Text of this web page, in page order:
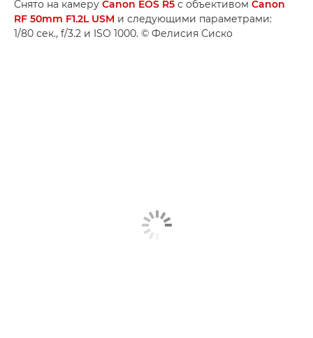
Снято на камеру Canon EOS R5 с объективом Canon
RF 50mm F1.2L USM и следующими параметрами:
1/80 сек., f/3.2 и ISO 1000. © Фелисия Сиско